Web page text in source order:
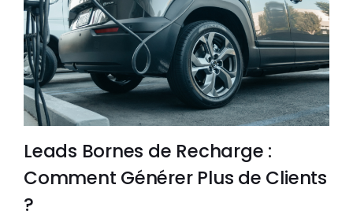
Leads Bornes de Recharge :
Comment Générer Plus de Clients
?